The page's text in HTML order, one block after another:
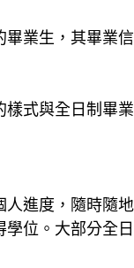
業生，其畢業
式與全日制畢
進度，隨時隨
位。大部分全